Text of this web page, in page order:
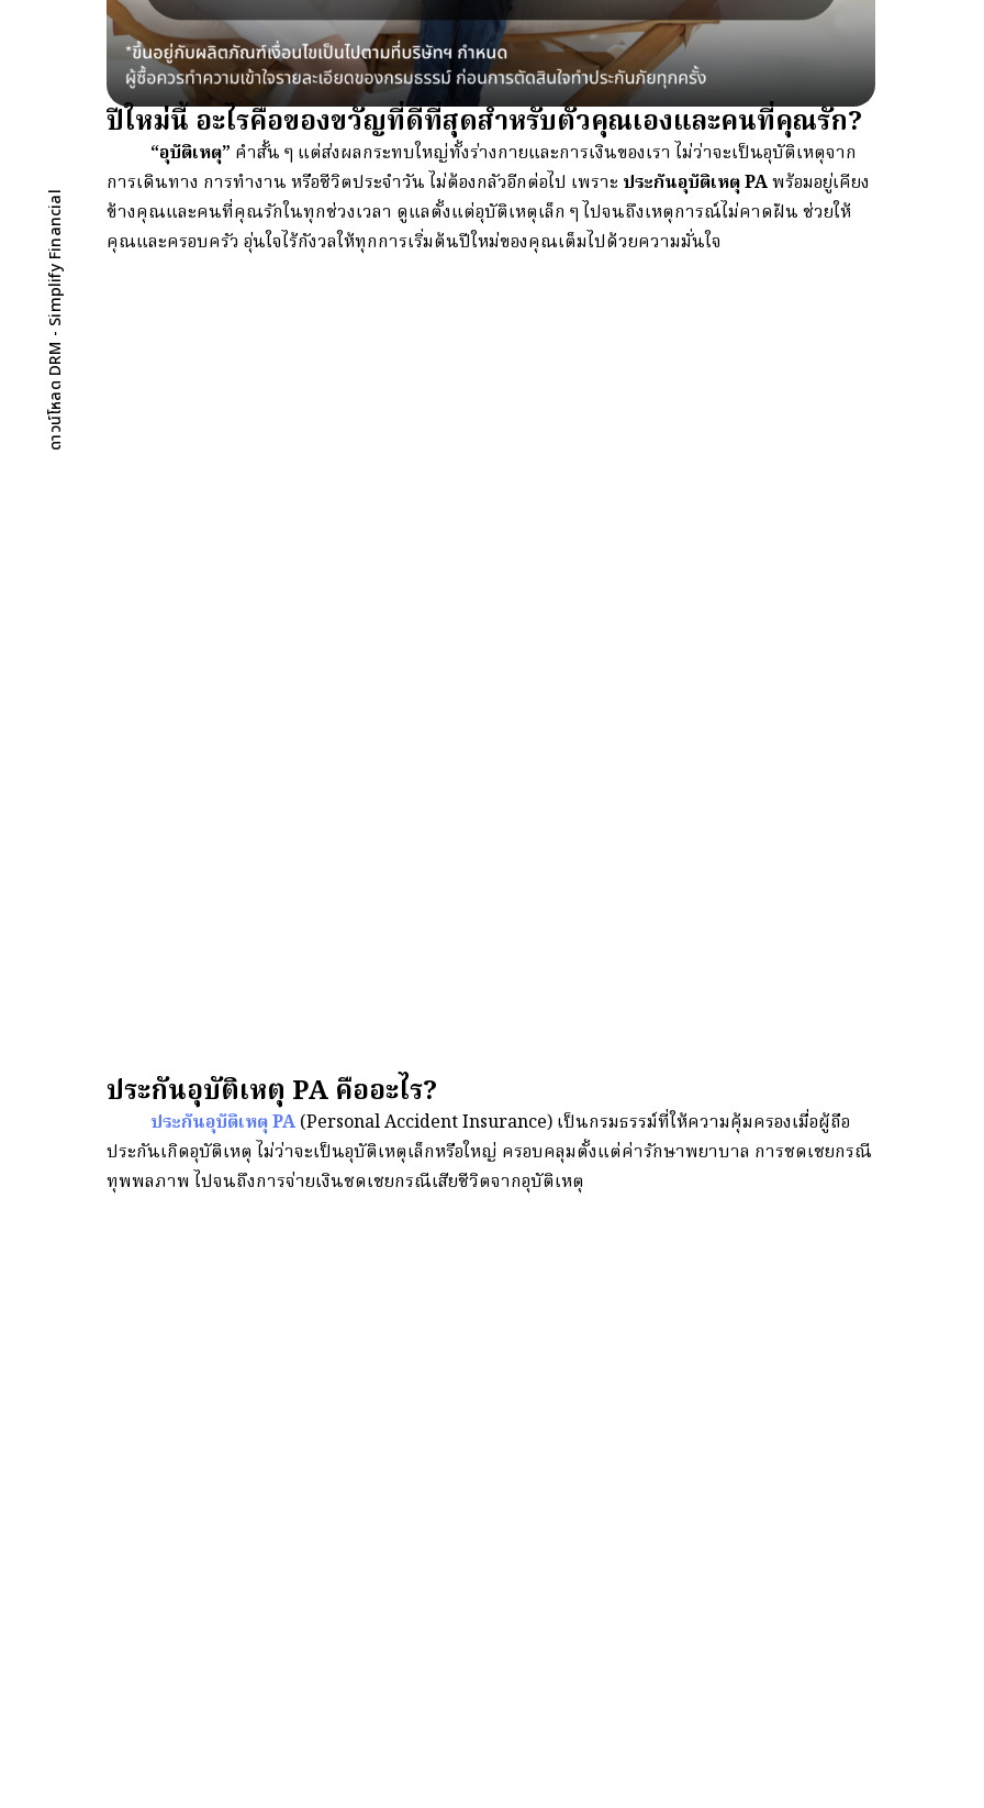
ดาวน์โหลด DRM - Simplify Financial
ปีใหม่นี้ อะไรคือของขวัญที่ดีที่สุดสำหรับตัวคุณเองและคนที่คุณรัก?
“อุบัติเหตุ” คำสั้น ๆ แต่ส่งผลกระทบใหญ่ทั้งร่างกายและการเงินของเรา ไม่ว่าจะเป็นอุบัติเหตุจาก
การเดินทาง การทำงาน หรือชีวิตประจำวัน ไม่ต้องกลัวอีกต่อไป เพราะ ประกันอุบัติเหตุ PAพร้อมอยู่เคียง
ข้างคุณและคนที่คุณรักในทุกช่วงเวลา ดูแลตั้งแต่อุบัติเหตุเล็ก ๆ ไปจนถึงเหตุการณ์ไม่คาดฝัน ช่วยให้
คุณและครอบครัว อุ่นใจไร้กังวลให้ทุกการเริ่มต้นปีใหม่ของคุณเต็มไปด้วยความมั่นใจ
ประกันอุบัติเหตุ PA คืออะไร?
ประกันอุบัติเหตุ PA(Personal Accident Insurance) เป็นกรมธรรม์ที่ให้ความคุ้มครองเมื่อผู้ถือ
ประกันเกิดอุบัติเหตุ ไม่ว่าจะเป็นอุบัติเหตุเล็กหรือใหญ่ ครอบคลุมตั้งแต่ค่ารักษาพยาบาล การชดเชยกรณี
ทุพพลภาพ ไปจนถึงการจ่ายเงินชดเชยกรณีเสียชีวิตจากอุบัติเหตุ